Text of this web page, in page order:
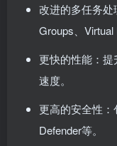
改进的多任务处
Groups、Virtual
更快的性能：
速度。
更高的安全性：
Defender等。